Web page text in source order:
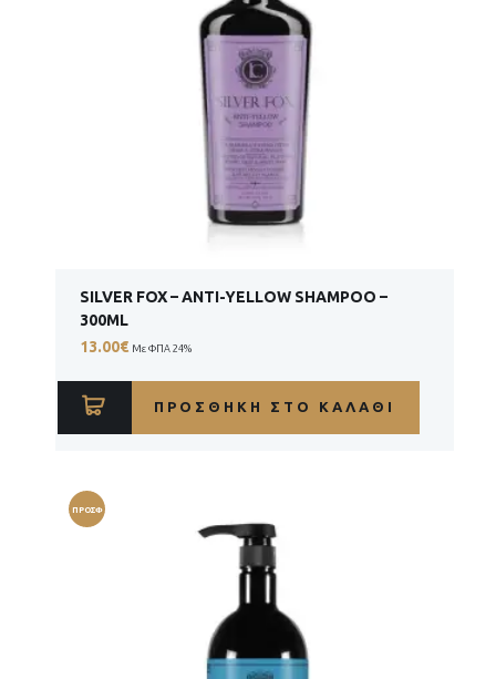
SILVER FOX – ANTI-YELLOW SHAMPOO –
300ML
13.00€ Με ΦΠΑ 24%
ΠΡΟΣΘΉΚΗ ΣΤΟ ΚΑΛΆΘΙ
ΠΡΟΣΦ